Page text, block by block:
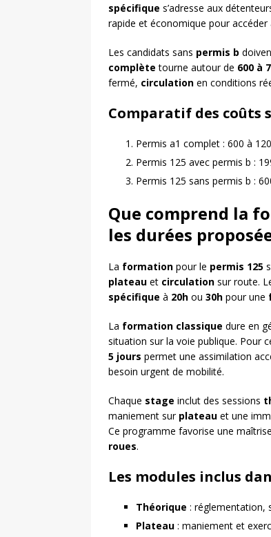
spécifique s’adresse aux
rapide et économique pour accéder
Les candidats sans permis b
complète tourne autour de 600 à
fermé, circulation en conditions
Comparatif des coûts
Permis a1 complet : 600 à
Permis 125 avec permis b :
Permis 125 sans permis b :
Que comprend la
les durées
La formation pour le permis 125
plateau et circulation sur route.
spécifique à 20h ou 30h pour une
La formation classique dure en
situation sur la voie publique. Pour
5 jours permet une assimilation
besoin urgent de mobilité.
Chaque stage inclut des sessions
maniement sur plateau et une
Ce programme favorise une
roues.
Les modules inclus
Théorique : réglementation,
Plateau : maniement et